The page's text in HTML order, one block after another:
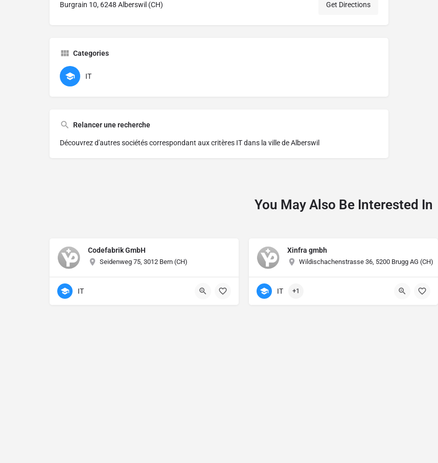
Burgrain 10, 6248 Alberswil (CH) Get Directions
Categories
IT
Relancer une recherche
Découvrez d'autres sociétés correspondant aux critères IT dans la ville de Alberswil
You May Also Be Interested In
Codefabrik GmbH
Seidenweg 75, 3012 Bern (CH)
IT
Xinfra gmbh
Wildischachenstrasse 36, 5200 Brugg AG (CH)
IT +1